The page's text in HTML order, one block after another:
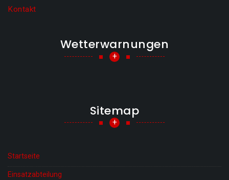
Kontakt
Wetterwarnungen
+
Sitemap
+
Startseite
Einsatzabteilung